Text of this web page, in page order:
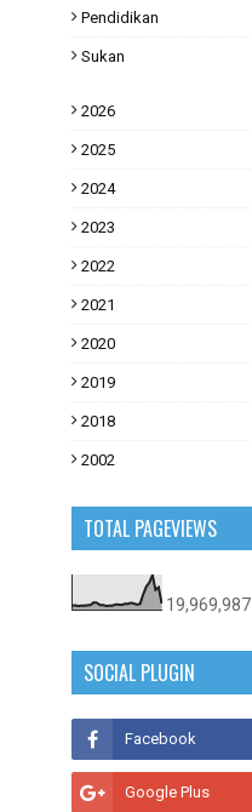
Pendidikan
Sukan
2026
2025
2024
2023
2022
2021
2020
2019
2018
2002
TOTAL PAGEVIEWS
19,969,987
SOCIAL PLUGIN